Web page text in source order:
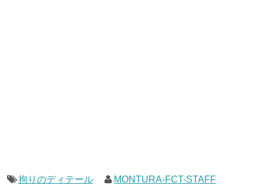
拘りのディテール MONTURA-FCT-STAFF